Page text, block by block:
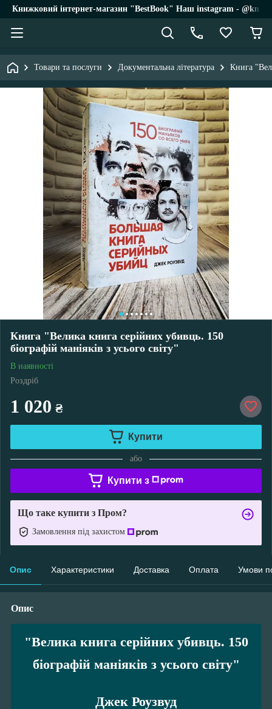
Книжковий інтернет-магазин "BestBook" Наш instagram -
Товари та послуги Документальна література Книга
Книга "Велика книга серійних убивць. 150
біографій маніяків з усього світу"
В наявності
Роздріб
1 020 ₴
Купити
або
Купити з
Що таке купити з Пром?
Замовлення під захистом
Опис Характеристики Доставка Оплата Умови
Опис
"Велика книга серійних убивць. 150
біографій маніяків з усього світу"
Джек Роузвуд